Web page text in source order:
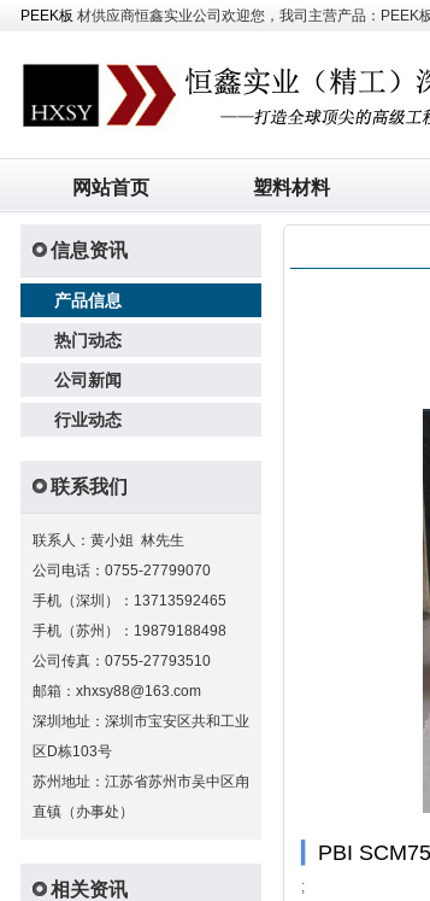
PEEK板 材供应商恒鑫实业公司欢迎您，我司主营产品：PEEK
网站首页 塑料材料
信息资讯
产品信息
热门动态
公司新闻
行业动态
联系我们
联系人：黄小姐 林先生
公司电话：0755-27799070
手机（深圳）：13713592465
手机（苏州）：19879188498
公司传真：0755-27793510
邮箱：xhxsy88@163.com
深圳地址：深圳市宝安区共和工业
区D栋103号
苏州地址：江苏省苏州市吴中区甪
直镇（办事处）
相关资讯
PBI
;